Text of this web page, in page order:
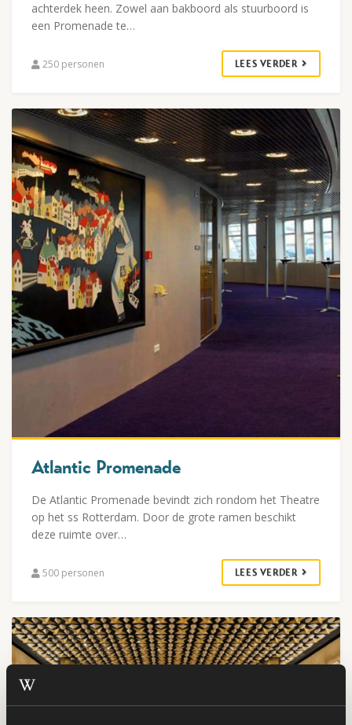
achterdek heen. Zowel aan bakboord als stuurboord is
een Promenade te…
250 personen LEES VERDER
Atlantic Promenade
De Atlantic Promenade bevindt zich rondom het Theatre
op het ss Rotterdam. Door de grote ramen beschikt
deze ruimte over…
500 personen LEES VERDER